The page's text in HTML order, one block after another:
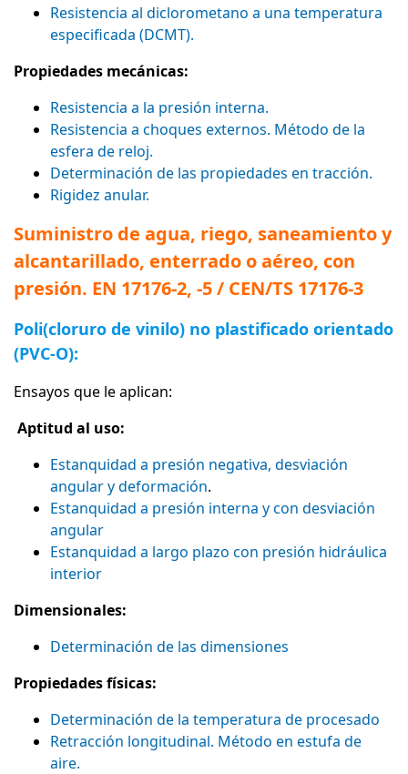
Resistencia al diclorometano a una temperatura
especificada (DCMT).
Propiedades mecánicas:
Resistencia a la presión interna.
Resistencia a choques externos. Método de la
esfera de reloj.
Determinación de las propiedades en tracción.
Rigidez anular.
Suministro de agua, riego, saneamiento y
alcantarillado, enterrado o aéreo, con
presión. EN 17176-2, -5 / CEN/TS 17176-3
Poli(cloruro de vinilo) no plastificado orientado
(PVC-O):
Ensayos que le aplican:
Aptitud al uso:
Estanquidad a presión negativa, desviación
angular y deformación.
Estanquidad a presión interna y con desviación
angular
Estanquidad a largo plazo con presión hidráulica
interior
Dimensionales:
Determinación de las dimensiones
Propiedades físicas:
Determinación de la temperatura de procesado
Retracción longitudinal. Método en estufa de
aire.